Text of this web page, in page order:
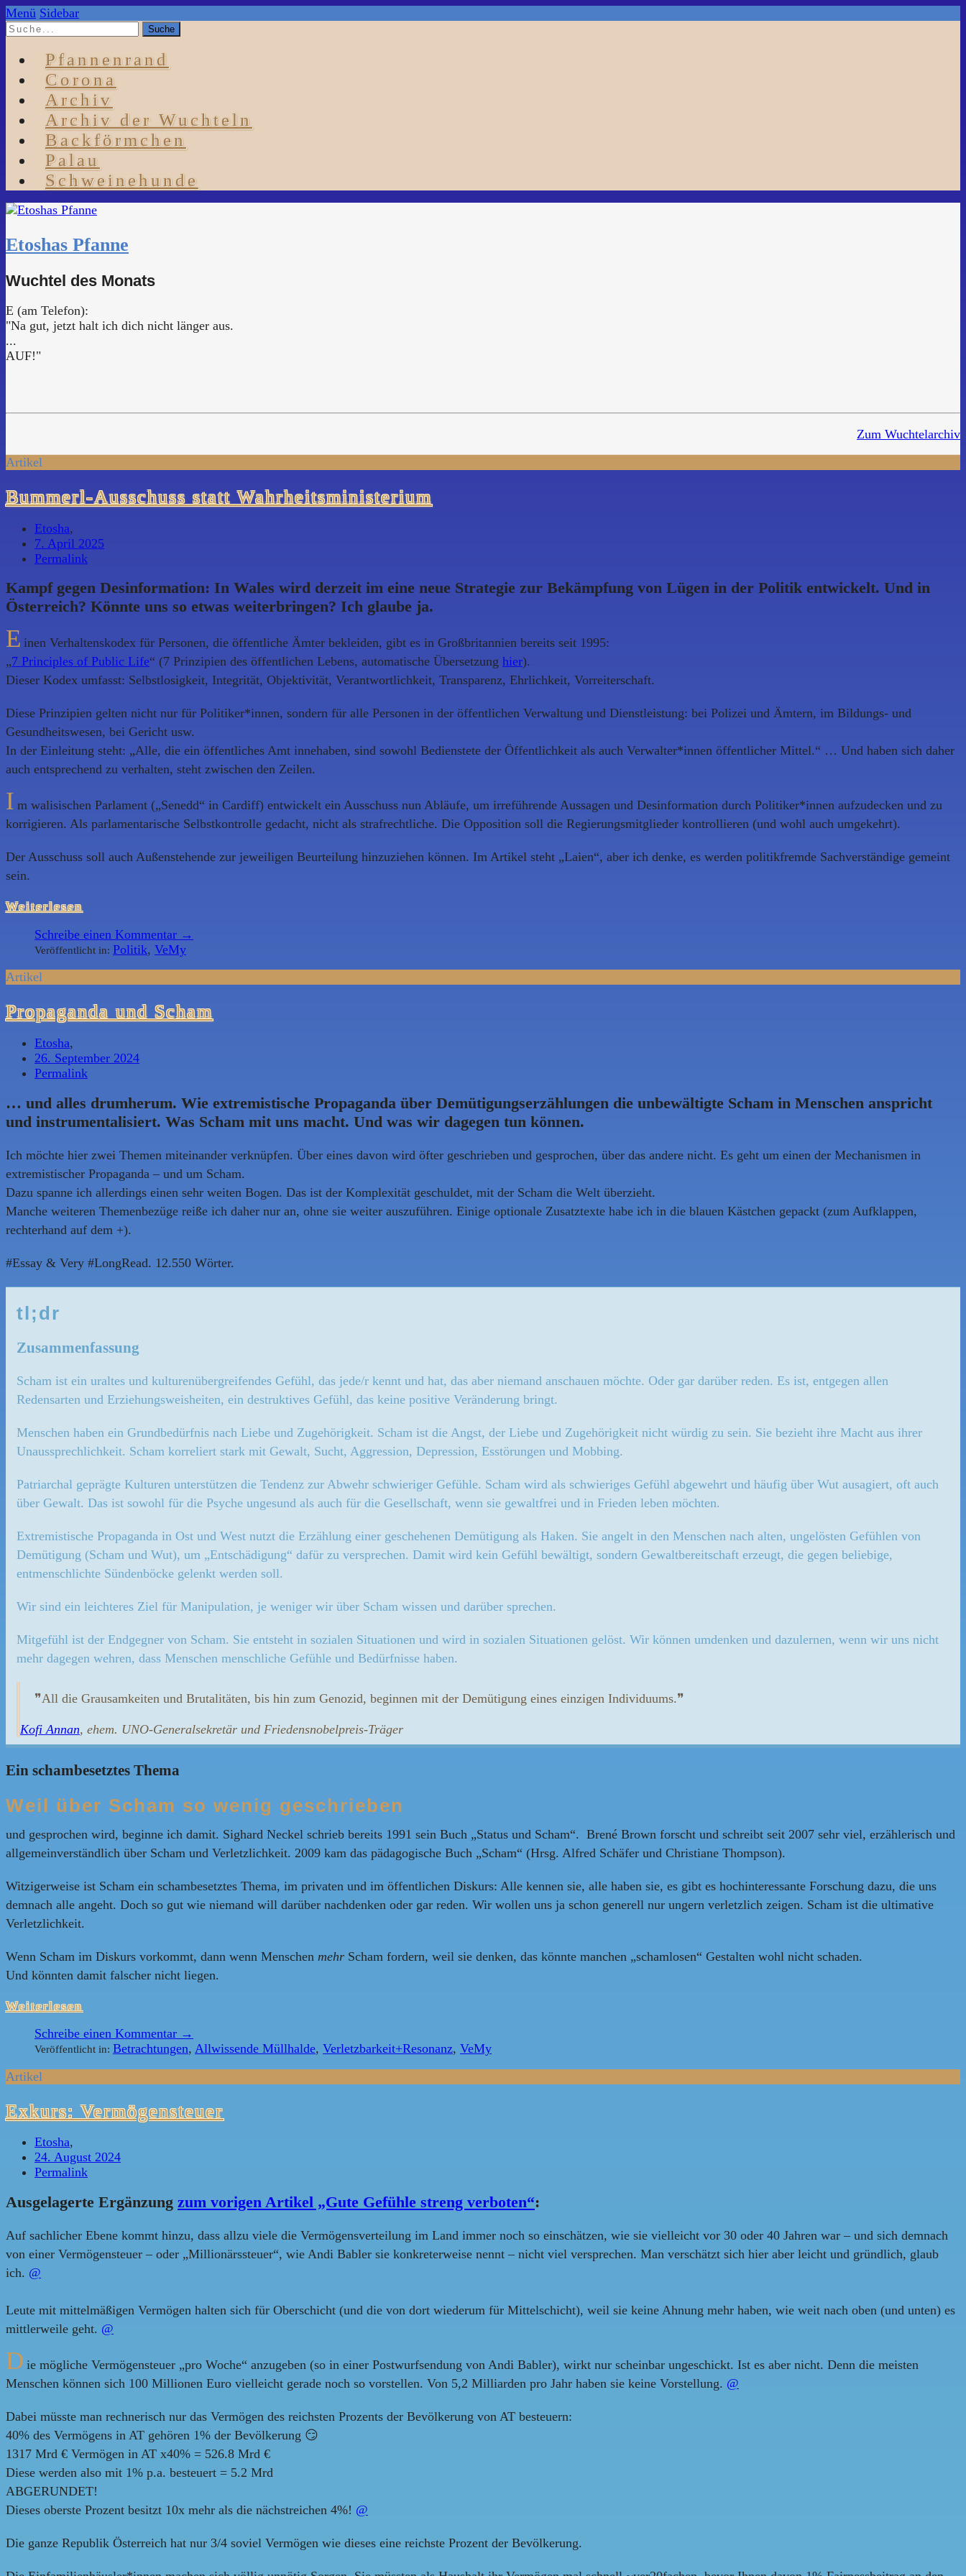
Menü Sidebar
Pfannenrand
Corona
Archiv
Archiv der Wuchteln
Backförmchen
Palau
Schweinehunde
Etoshas Pfanne
Wuchtel des Monats
E (am Telefon):
"Na gut, jetzt halt ich dich nicht länger aus.
...
AUF!"
Zum Wuchtelarchiv
Artikel
Bummerl-Ausschuss statt Wahrheitsministerium
Etosha,
7. April 2025
Permalink
Kampf gegen Desinformation: In Wales wird derzeit im eine neue Strategie zur Bekämpfung von Lügen in der Politik entwickelt. Und in
Österreich? Könnte uns so etwas weiterbringen? Ich glaube ja.
E inen Verhaltenskodex für Personen, die öffentliche Ämter bekleiden, gibt es in Großbritannien bereits seit 1995:
„7 Principles of Public Life“ (7 Prinzipien des öffentlichen Lebens, automatische Übersetzung hier).
Dieser Kodex umfasst: Selbstlosigkeit, Integrität, Objektivität, Verantwortlichkeit, Transparenz, Ehrlichkeit, Vorreiterschaft.
Diese Prinzipien gelten nicht nur für Politiker*innen, sondern für alle Personen in der öffentlichen Verwaltung und Dienstleistung: bei Polizei und Ämtern, im Bildungs- und
Gesundheitswesen, bei Gericht usw.
In der Einleitung steht: „Alle, die ein öffentliches Amt innehaben, sind sowohl Bedienstete der Öffentlichkeit als auch Verwalter*innen öffentlicher Mittel.“ … Und haben sich daher
auch entsprechend zu verhalten, steht zwischen den Zeilen.
I m walisischen Parlament („Senedd“ in Cardiff) entwickelt ein Ausschuss nun Abläufe, um irreführende Aussagen und Desinformation durch Politiker*innen aufzudecken und zu
korrigieren. Als parlamentarische Selbstkontrolle gedacht, nicht als strafrechtliche. Die Opposition soll die Regierungsmitglieder kontrollieren (und wohl auch umgekehrt).
Der Ausschuss soll auch Außenstehende zur jeweiligen Beurteilung hinzuziehen können. Im Artikel steht „Laien“, aber ich denke, es werden politikfremde Sachverständige gemeint
sein.
Weiterlesen
Schreibe einen Kommentar →
Veröffentlicht in: Politik, VeMy
Artikel
Propaganda und Scham
Etosha,
26. September 2024
Permalink
… und alles drumherum. Wie extremistische Propaganda über Demütigungserzählungen die unbewältigte Scham in Menschen anspricht
und instrumentalisiert. Was Scham mit uns macht. Und was wir dagegen tun können.
Ich möchte hier zwei Themen miteinander verknüpfen. Über eines davon wird öfter geschrieben und gesprochen, über das andere nicht. Es geht um einen der Mechanismen in
extremistischer Propaganda – und um Scham.
Dazu spanne ich allerdings einen sehr weiten Bogen. Das ist der Komplexität geschuldet, mit der Scham die Welt überzieht.
Manche weiteren Themenbezüge reiße ich daher nur an, ohne sie weiter auszuführen. Einige optionale Zusatztexte habe ich in die blauen Kästchen gepackt (zum Aufklappen,
rechterhand auf dem +).
#Essay & Very #LongRead. 12.550 Wörter.
tl;dr
Zusammenfassung
Scham ist ein uraltes und kulturenübergreifendes Gefühl, das jede/r kennt und hat, das aber niemand anschauen möchte. Oder gar darüber reden. Es ist, entgegen allen
Redensarten und Erziehungsweisheiten, ein destruktives Gefühl, das keine positive Veränderung bringt.
Menschen haben ein Grundbedürfnis nach Liebe und Zugehörigkeit. Scham ist die Angst, der Liebe und Zugehörigkeit nicht würdig zu sein. Sie bezieht ihre Macht aus ihrer
Unaussprechlichkeit. Scham korreliert stark mit Gewalt, Sucht, Aggression, Depression, Esstörungen und Mobbing.
Patriarchal geprägte Kulturen unterstützen die Tendenz zur Abwehr schwieriger Gefühle. Scham wird als schwieriges Gefühl abgewehrt und häufig über Wut ausagiert, oft auch
über Gewalt. Das ist sowohl für die Psyche ungesund als auch für die Gesellschaft, wenn sie gewaltfrei und in Frieden leben möchten.
Extremistische Propaganda in Ost und West nutzt die Erzählung einer geschehenen Demütigung als Haken. Sie angelt in den Menschen nach alten, ungelösten Gefühlen von
Demütigung (Scham und Wut), um „Entschädigung“ dafür zu versprechen. Damit wird kein Gefühl bewältigt, sondern Gewaltbereitschaft erzeugt, die gegen beliebige,
entmenschlichte Sündenböcke gelenkt werden soll.
Wir sind ein leichteres Ziel für Manipulation, je weniger wir über Scham wissen und darüber sprechen.
Mitgefühl ist der Endgegner von Scham. Sie entsteht in sozialen Situationen und wird in sozialen Situationen gelöst. Wir können umdenken und dazulernen, wenn wir uns nicht
mehr dagegen wehren, dass Menschen menschliche Gefühle und Bedürfnisse haben.
❞All die Grausamkeiten und Brutalitäten, bis hin zum Genozid, beginnen mit der Demütigung eines einzigen Individuums.❞
Kofi Annan, ehem. UNO-Generalsekretär und Friedensnobelpreis-Träger
Ein schambesetztes Thema
Weil über Scham so wenig geschrieben
und gesprochen wird, beginne ich damit. Sighard Neckel schrieb bereits 1991 sein Buch „Status und Scham“. Brené Brown forscht und schreibt seit 2007 sehr viel, erzählerisch und
allgemeinverständlich über Scham und Verletzlichkeit. 2009 kam das pädagogische Buch „Scham“ (Hrsg. Alfred Schäfer und Christiane Thompson).
Witzigerweise ist Scham ein schambesetztes Thema, im privaten und im öffentlichen Diskurs: Alle kennen sie, alle haben sie, es gibt es hochinteressante Forschung dazu, die uns
demnach alle angeht. Doch so gut wie niemand will darüber nachdenken oder gar reden. Wir wollen uns ja schon generell nur ungern verletzlich zeigen. Scham ist die ultimative
Verletzlichkeit.
Wenn Scham im Diskurs vorkommt, dann wenn Menschen mehr Scham fordern, weil sie denken, das könnte manchen „schamlosen“ Gestalten wohl nicht schaden.
Und könnten damit falscher nicht liegen.
Weiterlesen
Schreibe einen Kommentar →
Veröffentlicht in: Betrachtungen, Allwissende Müllhalde, Verletzbarkeit+Resonanz, VeMy
Artikel
Exkurs: Vermögensteuer
Etosha,
24. August 2024
Permalink
Ausgelagerte Ergänzung zum vorigen Artikel „Gute Gefühle streng verboten“:
Auf sachlicher Ebene kommt hinzu, dass allzu viele die Vermögensverteilung im Land immer noch so einschätzen, wie sie vielleicht vor 30 oder 40 Jahren war – und sich demnach
von einer Vermögensteuer – oder „Millionärssteuer“, wie Andi Babler sie konkreterweise nennt – nicht viel versprechen. Man verschätzt sich hier aber leicht und gründlich, glaub
ich. @
Leute mit mittelmäßigen Vermögen halten sich für Oberschicht (und die von dort wiederum für Mittelschicht), weil sie keine Ahnung mehr haben, wie weit nach oben (und unten) es
mittlerweile geht. @
D ie mögliche Vermögensteuer „pro Woche“ anzugeben (so in einer Postwurfsendung von Andi Babler), wirkt nur scheinbar ungeschickt. Ist es aber nicht. Denn die meisten
Menschen können sich 100 Millionen Euro vielleicht gerade noch so vorstellen. Von 5,2 Milliarden pro Jahr haben sie keine Vorstellung. @
Dabei müsste man rechnerisch nur das Vermögen des reichsten Prozents der Bevölkerung von AT besteuern:
40% des Vermögens in AT gehören 1% der Bevölkerung 😏
1317 Mrd € Vermögen in AT x40% = 526.8 Mrd €
Diese werden also mit 1% p.a. besteuert = 5.2 Mrd
ABGERUNDET!
Dieses oberste Prozent besitzt 10x mehr als die nächstreichen 4%! @
Die ganze Republik Österreich hat nur 3/4 soviel Vermögen wie dieses eine reichste Prozent der Bevölkerung.